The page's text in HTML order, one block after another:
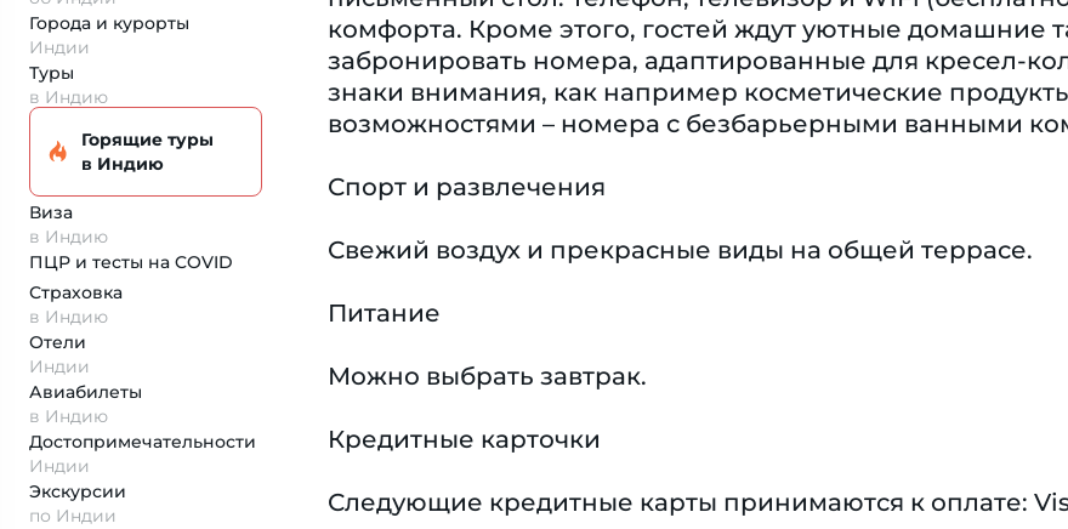
Города и курорты
Индии
Туры
в Индию
Горящие туры
в Индию
Виза
в Индию
ПЦР и тесты на COVID
Страховка
в Индию
Отели
Индии
Авиабилеты
в Индию
Достопримеча­тельности
Индии
Экскурсии
по Индии
комфорта. Кроме этого, гостей ждут уютные домашние
забронировать номера, адаптированные для кресел-
знаки внимания, как например косметические
возможностями – номера с безбарьерными ванными
Спорт и развлечения
Свежий воздух и прекрасные виды на общей террасе.
Питание
Можно выбрать завтрак.
Кредитные карточки
Следующие кредитные карты принимаются к оплате: